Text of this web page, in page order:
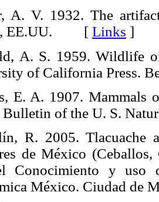
A. V. 1932. The
EE.UU. [ Links ]
A. S. 1959. Wildlife
of California
E. A. 1907. Mammals
Bulletin of the U. S.
R. 2005. Tlacuache
de México
Conocimiento y uso
México. Ciudad